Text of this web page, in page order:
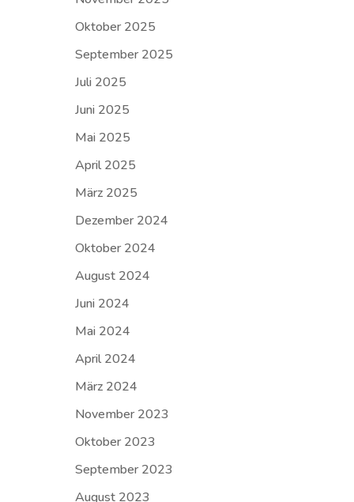
Oktober 2025
September 2025
Juli 2025
Juni 2025
Mai 2025
April 2025
März 2025
Dezember 2024
Oktober 2024
August 2024
Juni 2024
Mai 2024
April 2024
März 2024
November 2023
Oktober 2023
September 2023
August 2023